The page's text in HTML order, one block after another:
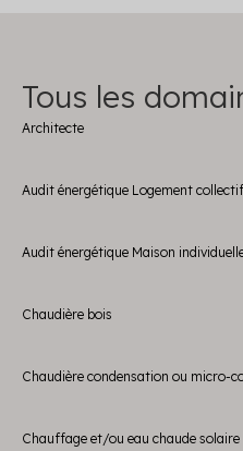
Tous les
Architecte
Audit énergétique Logement collectif
Audit énergétique Maison
Chaudière bois
Chaudière condensation ou micro-
Chauffage et/ou eau chaude solaire